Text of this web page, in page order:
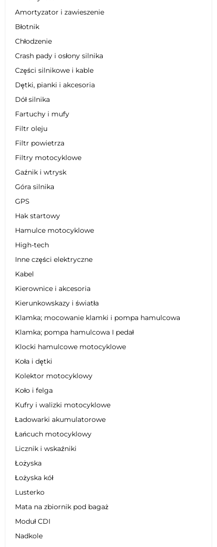
Amortyzator i zawieszenie
Błotnik
Chłodzenie
Crash pady i osłony silnika
Części silnikowe i kable
Dętki, pianki i akcesoria
Dół silnika
Fartuchy i mufy
Filtr oleju
Filtr powietrza
Filtry motocyklowe
Gaźnik i wtrysk
Góra silnika
GPS
Hak startowy
Hamulce motocyklowe
High-tech
Inne części elektryczne
Kabel
Kierownice i akcesoria
Kierunkowskazy i światła
Klamka; mocowanie klamki i pompa hamulcowa
Klamka; pompa hamulcowa I pedał
Klocki hamulcowe motocyklowe
Koła i dętki
Kolektor motocyklowy
Koło i felga
Kufry i walizki motocyklowe
Ładowarki akumulatorowe
Łańcuch motocyklowy
Licznik i wskaźniki
Łożyska
Łożyska kół
Lusterko
Mata na zbiornik pod bagaż
Moduł CDI
Nadkole